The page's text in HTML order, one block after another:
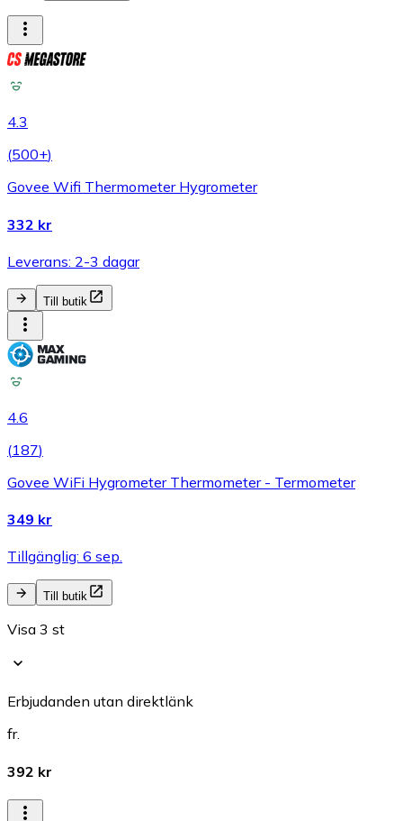
4.3
(500+)
Govee Wifi Thermometer Hygrometer
332 kr
Leverans: 2-3 dagar
Till butik
4.6
(187)
Govee WiFi Hygrometer Thermometer - Termometer
349 kr
Tillgänglig: 6 sep.
Till butik
Visa 3 st
Erbjudanden utan direktlänk
fr.
392 kr